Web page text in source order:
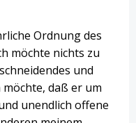
Ordnung des
möchte nichts zu
und
daß er um
unendlich offene